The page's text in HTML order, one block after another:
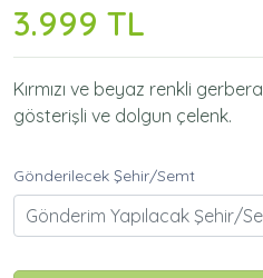
3.999 TL
Kırmızı ve beyaz renkli
gösterişli ve dolgun çelenk.
Gönderilecek Şehir/Semt
Gönderim Yapılacak Şehir/